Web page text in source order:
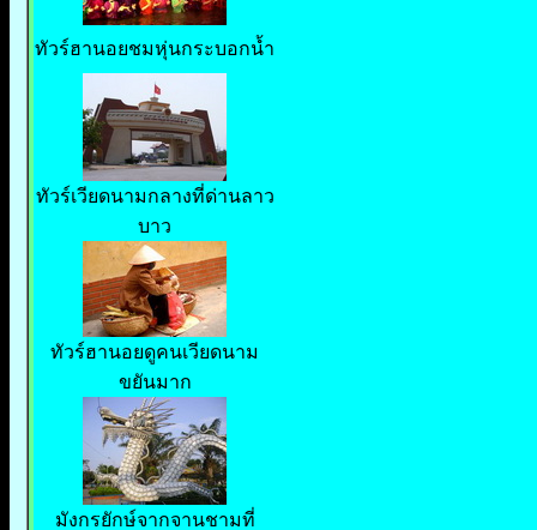
ทัวร์ฮานอยชมหุ่นกระบอกน้ำ
ทัวร์เวียดนามกลางที่ด่านลาว
บาว
ทัวร์ฮานอยดูคนเวียดนาม
ขยันมาก
มังกรยักษ์จากจานชามที่